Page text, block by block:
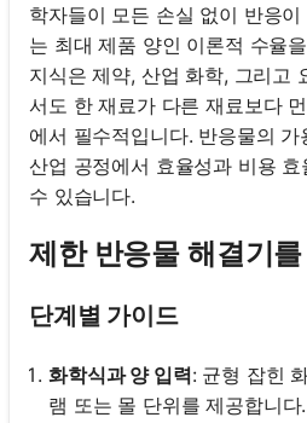
학자들이 모든 손실 없이 반응
는 최대 제품 양인 이론적 수율
지식은 제약, 산업 화학, 그리고
서도 한 재료가 다른 재료보다
에서 필수적입니다. 반응물의
산업 공정에서 효율성과 비용
수 있습니다.
제한 반응물 해결기
단계별 가이드
화학식과 양 입력: 균형 잡힌
램 또는 몰 단위를 제공합니